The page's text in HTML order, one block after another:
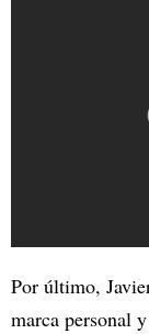
Por último,
marca personal